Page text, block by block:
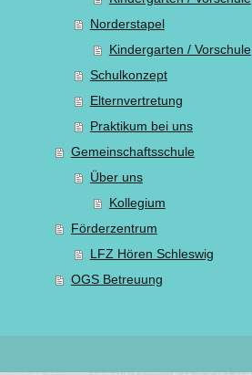
Norderstapel
Kindergarten / Vorschule
Schulkonzept
Elternvertretung
Praktikum bei uns
Gemeinschaftsschule
Über uns
Kollegium
Förderzentrum
LFZ Hören Schleswig
OGS Betreuung